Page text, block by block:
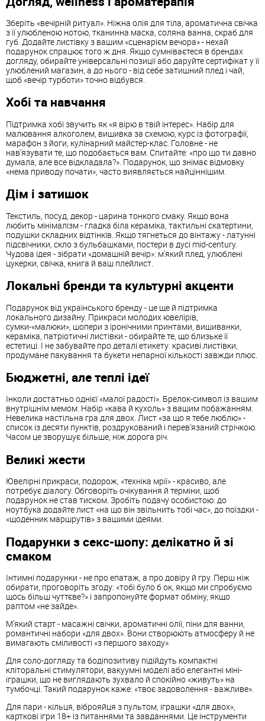
Зберіть «вечірній ритуал». Ніжна олія для тіла, ароматична свічка
з її улюбленою нотою, тканинна маска, соляна ванна, скраб для
губ. Додайте листівку з вашим «сценарієм вечора» - нехай
подарунок спрацює того ж дня. Якщо сумніваєтеся в брендах
догляду, обирайте універсальні позиції або даруйте сертифікат у її
улюблений магазин, а до нього - від себе затишний плед і чай,
щоб «вечір турботи» точно відбувся.
Хобі та навчання
Підтримка хобі звучить як «я вірю в твій інтерес». Набір для
малювання алкоголем, вишивка за схемою, курс із фотографії,
марафон з йоги, кулінарний майстер-клас. Головне - не
нав’язувати те, що подобається вам. Спитайте: «про що ти давно
думала, але все відкладала?». Подарунок, що знімає відмовку
«нема приводу почати», часто виявляється найціннішим.
Дім і затишок
Текстиль, посуд, декор - царина тонкого смаку. Якщо вона
любить мінімалізм - гладка біла кераміка, тактильні скатертини,
подушки складних відтінків. Якщо тягнеться до вінтажу - латунні
підсвічники, скло з бульбашками, постери в дусі mid-century.
Чудова ідея - зібрати «домашній вечір»: м’який плед, улюблені
цукерки, свічка, книга й ваш плейлист.
Локальні бренди та культурні акценти
Подарунок від українського бренду - це ще й підтримка
локального дизайну. Прикраси молодих ювелірів,
сумки-«малюки», шопери з іронічними принтами, вишиванки,
кераміка, патріотичні листівки - обирайте те, що близьке її
естетиці. І не забувайте про деталі етикету: красиві листівки,
продумане пакування та букети непарної кількості завжди плюс.
Бюджетні, але теплі ідеї
Інколи достатньо однієї «малої радості». Брелок-символ із вашим
внутрішнім мемом. Набір «кава й кухоль» з вашим побажанням.
Невелика настільна гра для двох. Лист «за що я тебе люблю» -
список із десяти пунктів, роздрукований і перев’язаний стрічкою.
Часом це зворушує більше, ніж дорога річ.
Великі жести
Ювелірні прикраси, подорож, «техніка мрії» - красиво, але
потребує діалогу. Обговоріть очікування й терміни, щоб
подарунок не став тиском. Зробіть подачу особистою: до
ноутбука додайте лист «на що він звільнить тобі час», до поїздки -
«щоденник маршрутів» з вашими ідеями.
Подарунки з секс-шопу: делікатно й зі
смаком
Інтимні подарунки - не про епатаж, а про довіру й гру. Перш ніж
обирати, проговоріть згоду: «тобі було б ок, якщо ми спробуємо
щось більш чуттєве?» і запропонуйте формат обміну, якщо
раптом «не зайде».
М’який старт - масажні свічки, ароматичні олії, піни для ванни,
романтичні набори «для двох». Вони створюють атмосферу й не
вимагають сміливості «з першого заходу».
Для соло-догляду та бодіпозитиву підійдуть компактні
кліторальні стимулятори, вакуумні моделі або елегантні міні-
іграшки, що не виглядають зухвало й спокійно «живуть» на
тумбочці. Такий подарунок каже: «твоє задоволення - важливе».
Для пари - кільця, віброяйця з пультом, іграшки «для двох»,
карткові ігри 18+ із питаннями та завданнями. Це інструменти